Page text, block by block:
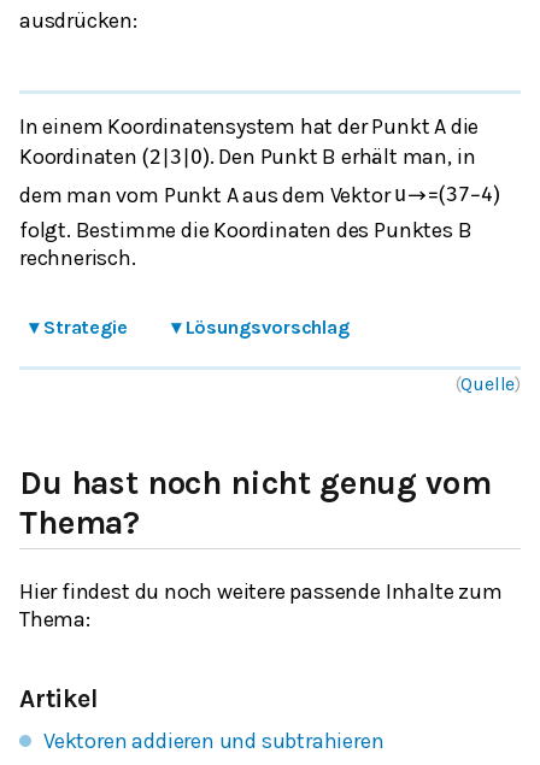
ausdrücken:
In einem Koordinatensystem hat der Punkt A die
Koordinaten (2 3 0). Den Punkt B erhält man, in
dem man vom Punkt A aus dem Vektoru→=(37−4)
folgt. Bestimme die Koordinaten des Punktes B
rechnerisch.
▾ Strategie ▾ Lösungsvorschlag
(Quelle)
Du hast noch nicht genug vom
Thema?
Hier findest du noch weitere passende Inhalte zum
Thema:
Artikel
Vektoren addieren und subtrahieren